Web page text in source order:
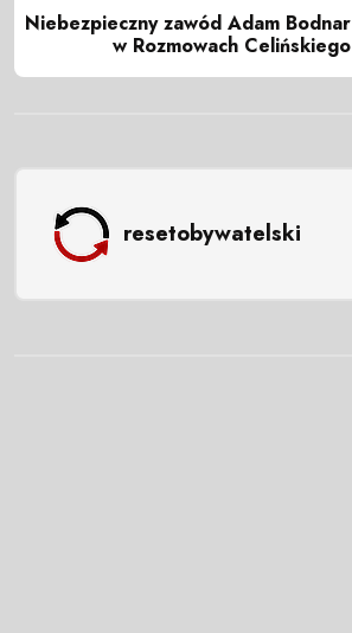
Niebezpieczny zawód Adam Bodnar
w Rozmowach Celińskiego
resetobywatelski